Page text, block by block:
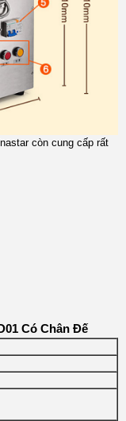
còn cung cấp rất
Có Chân Đế